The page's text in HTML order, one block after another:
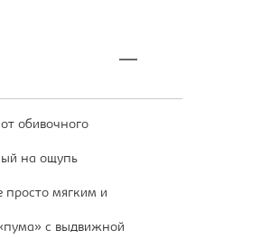
обивочного
на ощупь
просто мягким и
с выдвижной